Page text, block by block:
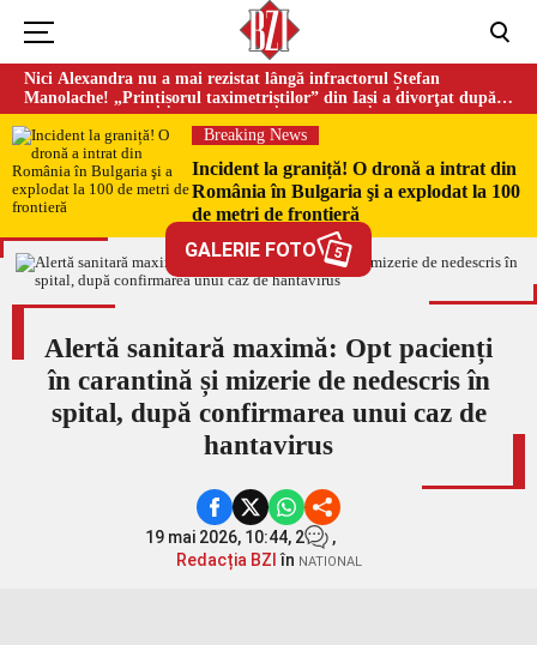
Nici Alexandra nu a mai rezistat lângă infractorul Ștefan
Manolache! „Prințișorul taximetriștilor” din Iași a divorţat după
doi ani de căsnicie
Breaking News
Incident la graniță! O dronă a intrat din
România în Bulgaria şi a explodat la 100
de metri de frontieră
GALERIE FOTO 5
Alertă sanitară maximă: Opt pacienți
în carantină și mizerie de nedescris în
spital, după confirmarea unui caz de
hantavirus
19 mai 2026, 10:44, 2
,
Redacția BZI în NATIONAL